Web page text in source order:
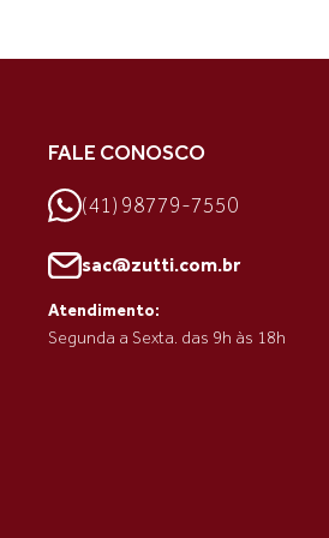
FALE CONOSCO
(41) 98779-7550
sac@zutti.com.br
Atendimento:
Segunda a Sexta. das 9h às 18h